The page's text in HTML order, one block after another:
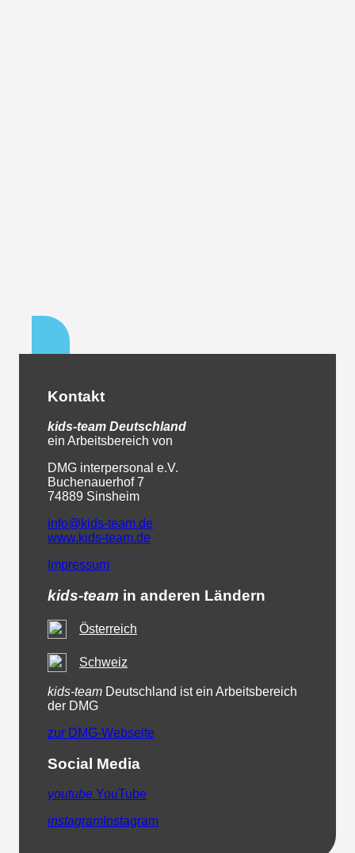
Kontakt
kids-team Deutschland
ein Arbeitsbereich von
DMG interpersonal e.V.
Buchenauerhof 7
74889 Sinsheim
info@kids-team.de
www.kids-team.de
Impressum
kids-team in anderen Ländern
Österreich
Schweiz
kids-team Deutschland ist ein Arbeitsbereich
der DMG
zur DMG-Webseite
Social Media
youtube YouTube
instagram Instagram